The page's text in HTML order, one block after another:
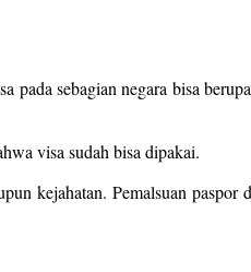
sebagian negara bisa
visa sudah bisa dipakai.
kejahatan. Pemalsuan paspor